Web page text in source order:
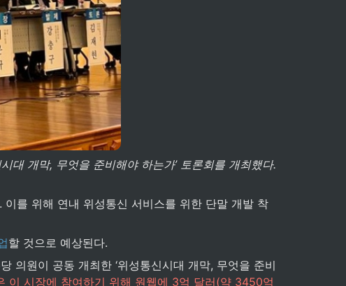
대 개막, 무엇을 준비해야 하는가’ 토론회를 개최했다.
이를 위해 연내 위성통신 서비스를 위한 단말 개발 착
할 것으로 예상된다.
의원이 공동 개최한 ‘위성통신시대 개막, 무엇을 준비
이 시장에 참여하기 위해 원웹에 3억 달러(약 3450억